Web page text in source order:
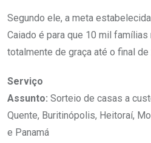
Segundo ele, a meta
Caiado é para que 10 mil
totalmente de graça até o final de
Serviço
Assunto: Sorteio de casas a
Quente, Buritinópolis, Heitoraí,
e Panamá